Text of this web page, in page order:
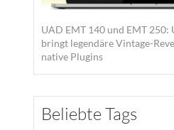
UAD EMT 140 und EMT 250:
bringt legendäre Vintage-
native Plugins
Beliebte Tags